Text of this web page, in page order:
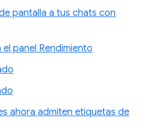
pantalla a tus chats con
el panel Rendimiento
ahora admiten etiquetas de